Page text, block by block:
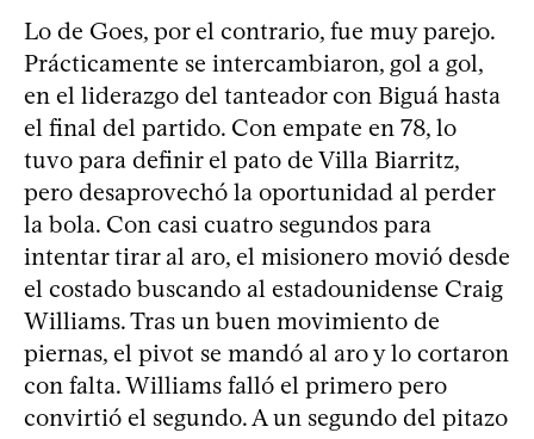
Lo de Goes, por el contrario, fue muy parejo.
Prácticamente se intercambiaron, gol a gol,
en el liderazgo del tanteador con Biguá hasta
el final del partido. Con empate en 78, lo
tuvo para definir el pato de Villa Biarritz,
pero desaprovechó la oportunidad al perder
la bola. Con casi cuatro segundos para
intentar tirar al aro, el misionero movió desde
el costado buscando al estadounidense Craig
Williams. Tras un buen movimiento de
piernas, el pivot se mandó al aro y lo cortaron
con falta. Williams falló el primero pero
convirtió el segundo. A un segundo del pitazo